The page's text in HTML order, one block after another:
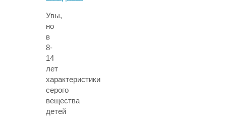
Увы,
но
в
8-
14
лет
характеристики
серого
вещества
детей